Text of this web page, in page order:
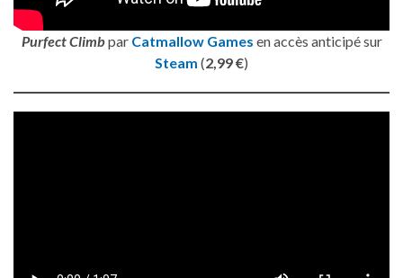
Purfect Climbpar Catmallow Games en accès anticipé sur
Steam (2,99 €)